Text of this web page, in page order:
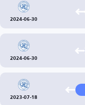
2024-06-30
2024-06-30
2023-07-18